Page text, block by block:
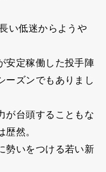
い低迷からようや
安定稼働した投手陣
ーズンでもありまし
が台頭することもな
然。
勢いをつける若い新